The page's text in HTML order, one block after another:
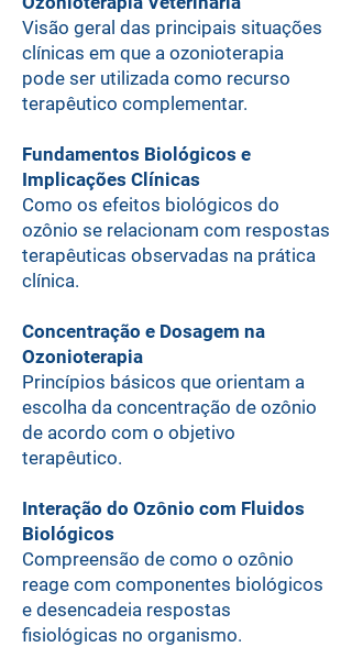
Visão geral das principais situações
clínicas em que a ozonioterapia
pode ser utilizada como recurso
terapêutico complementar.
Fundamentos Biológicos e
Implicações Clínicas
Como os efeitos biológicos do
ozônio se relacionam com respostas
terapêuticas observadas na prática
clínica.
Concentração e Dosagem na
Ozonioterapia
Princípios básicos que orientam a
escolha da concentração de ozônio
de acordo com o objetivo
terapêutico.
Interação do Ozônio com Fluidos
Biológicos
Compreensão de como o ozônio
reage com componentes biológicos
e desencadeia respostas
fisiológicas no organismo.